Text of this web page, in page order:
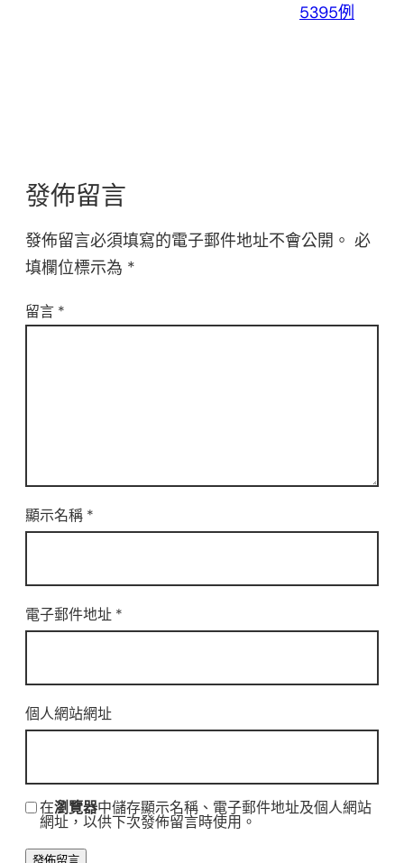
5395例
發佈留言
發佈留言必須填寫的電子郵件地址不會公開。 必
填欄位標示為 *
留言 *
顯示名稱 *
電子郵件地址 *
個人網站網址
在瀏覽器中儲存顯示名稱、電子郵件地址及個人網站
網址，以供下次發佈留言時使用。